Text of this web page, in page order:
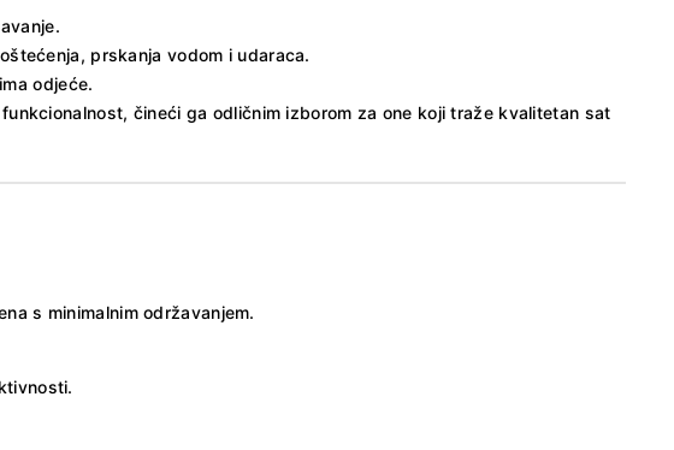
prskanja vodom i udaraca.
odjeće.
čineći ga odličnim izborom za one koji traže kvalitetan sat
s minimalnim održavanjem.